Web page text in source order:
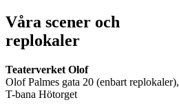
Våra scener och
replokaler
Teaterverket Olof
Olof Palmes gata 20 (enbart replokaler),
T-bana Hötorget